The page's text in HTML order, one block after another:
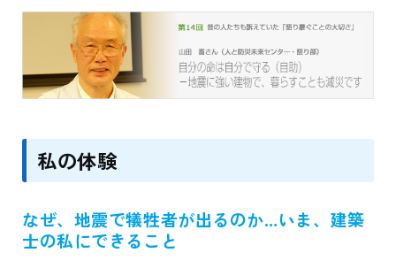
私の体験
なぜ、地震で犠牲者が出るのか…いま、建築
士の私にできること